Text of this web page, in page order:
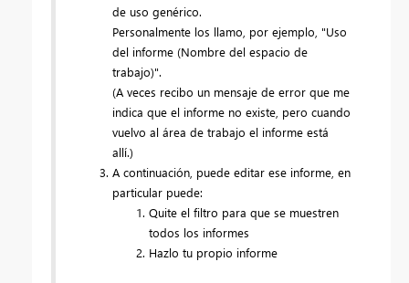
de uso genérico.
Personalmente los llamo, por ejemplo, "Uso
del informe (Nombre del espacio de
trabajo)".
(A veces recibo un mensaje de error que me
indica que el informe no existe, pero cuando
vuelvo al área de trabajo el informe está
allí.)
A continuación, puede editar ese informe, en
particular puede:
Quite el filtro para que se muestren
todos los informes
Hazlo tu propio informe